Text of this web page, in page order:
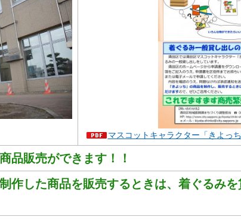
マスコットキャラクター「きよっ
品販売ができます！！
作した商品を販売するときは、着ぐるみ